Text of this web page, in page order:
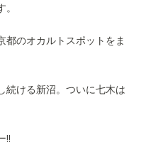
都のオカルトスポットをま
続ける新沼。ついに七木は
!!